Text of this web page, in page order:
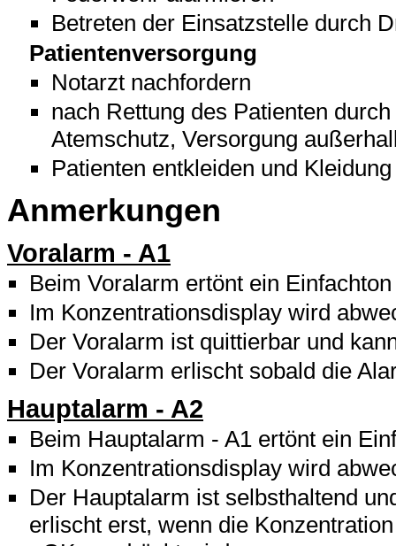
Betreten der Einsatzstelle durch
Patientenversorgung
Notarzt nachfordern
nach Rettung des Patienten
Atemschutz, Versorgung
Patienten entkleiden und
Anmerkungen
Voralarm - A1
Beim Voralarm ertönt ein
Im Konzentrationsdisplay wird
Der Voralarm ist quittierbar und
Der Voralarm erlischt sobald die
Hauptalarm - A2
Beim Hauptalarm - A1 ertönt ein
Im Konzentrationsdisplay wird
Der Hauptalarm ist selbsthaltend
erlischt erst, wenn die